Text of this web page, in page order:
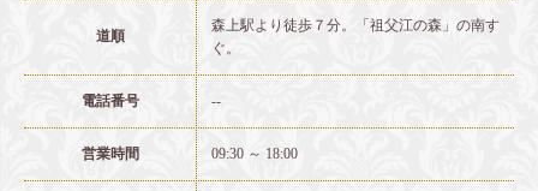
道順
森上駅より徒歩７分。「祖父江の森」の南す
ぐ。
電話番号 --
営業時間 09:30 ～ 18:00